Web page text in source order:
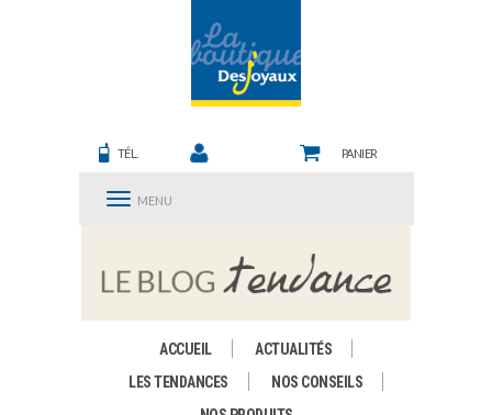
TÉL. PANIER
MENU
ACCUEIL
ACTUALITÉS
LES TENDANCES
NOS CONSEILS